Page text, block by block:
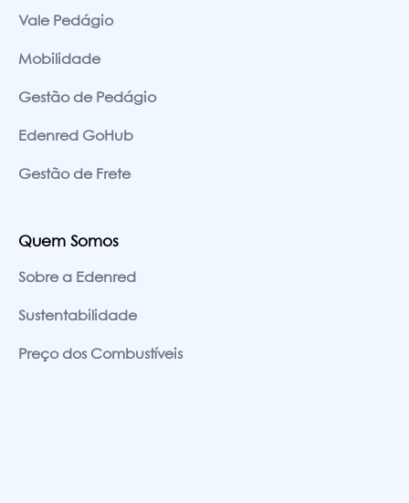
Vale Pedágio
Mobilidade
Gestão de Pedágio
Edenred GoHub
Gestão de Frete
Quem Somos
Sobre a Edenred
Sustentabilidade
Preço dos Combustíveis